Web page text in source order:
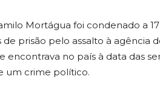
Mortágua foi condenado a
de prisão pelo assalto à
encontrava no país à data das
um crime político.